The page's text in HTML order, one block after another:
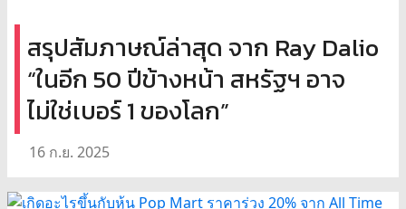
สรุปสัมภาษณ์ล่าสุด จาก Ray Dalio
“ในอีก 50 ปีข้างหน้า สหรัฐฯ อาจ
ไม่ใช่เบอร์ 1 ของโลก”
16 ก.ย. 2025